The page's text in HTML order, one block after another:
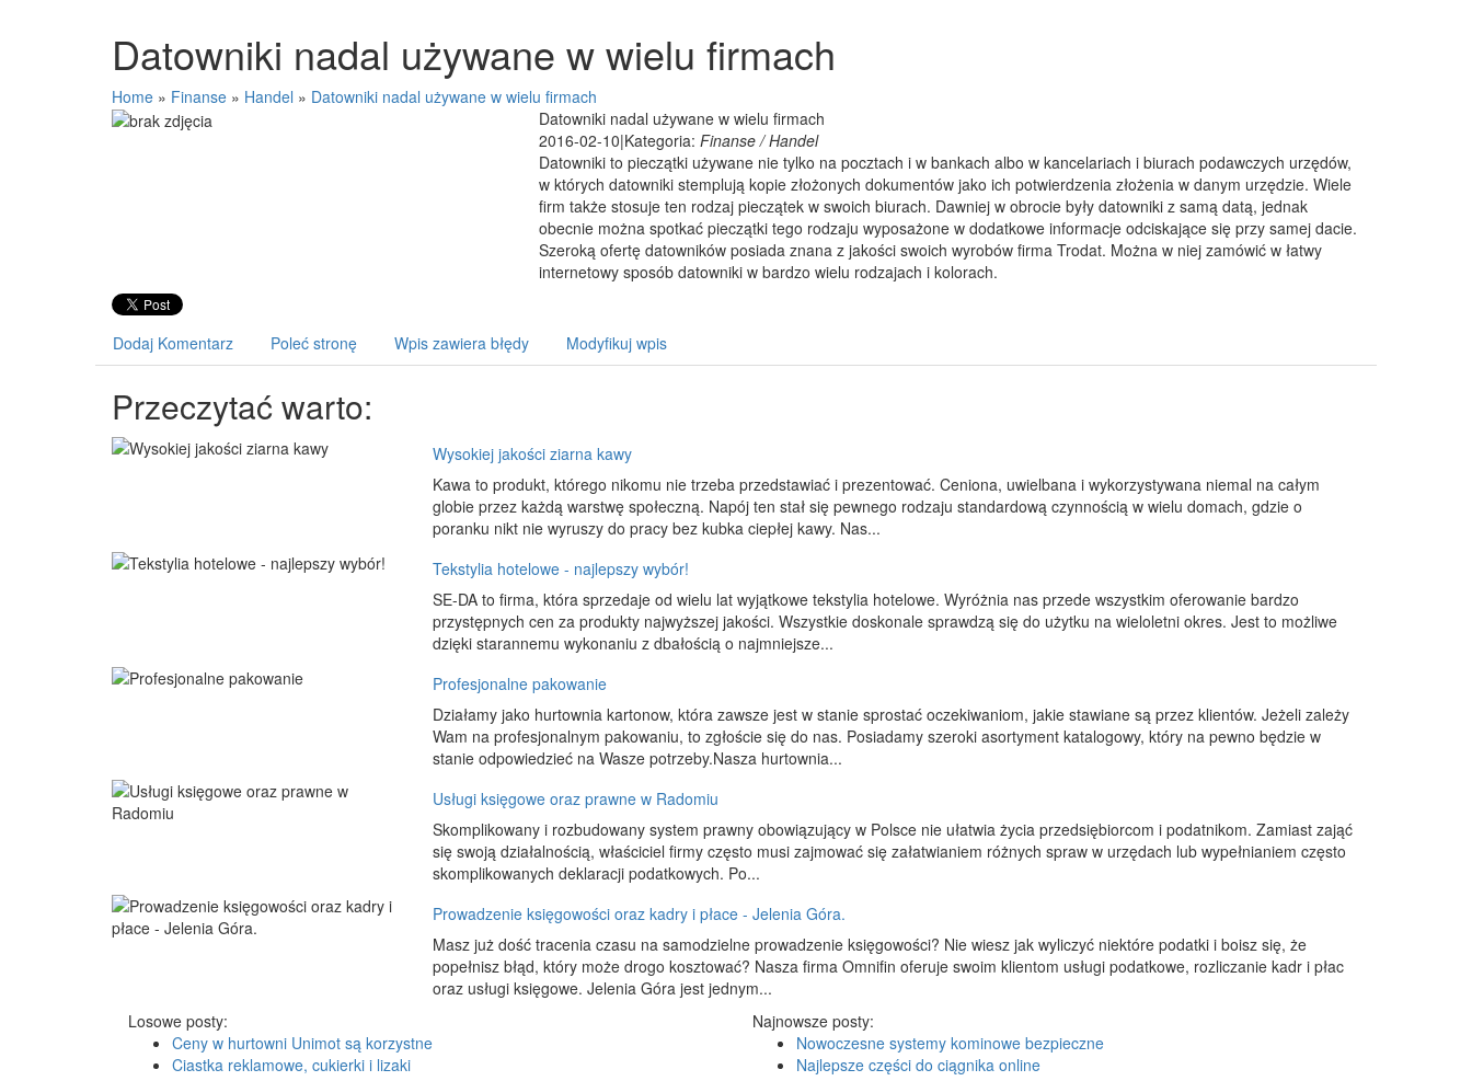
Datowniki nadal używane w wielu firmach
Home » Finanse » Handel » Datowniki nadal używane w wielu firmach
Datowniki nadal używane w wielu firmach
2016-02-10|Kategoria: Finanse / Handel
Datowniki to pieczątki używane nie tylko na pocztach i w bankach albo w kancelariach i biurach podawczych urzędów,
w których datowniki stemplują kopie złożonych dokumentów jako ich potwierdzenia złożenia w danym urzędzie. Wiele
firm także stosuje ten rodzaj pieczątek w swoich biurach. Dawniej w obrocie były datowniki z samą datą, jednak
obecnie można spotkać pieczątki tego rodzaju wyposażone w dodatkowe informacje odciskające się przy samej dacie.
Szeroką ofertę datowników posiada znana z jakości swoich wyrobów firma Trodat. Można w niej zamówić w łatwy
internetowy sposób datowniki w bardzo wielu rodzajach i kolorach.
Dodaj Komentarz Poleć stronę Wpis zawiera błędy Modyfikuj wpis
Przeczytać warto:
Wysokiej jakości ziarna kawy
Kawa to produkt, którego nikomu nie trzeba przedstawiać i prezentować. Ceniona, uwielbana i wykorzystywana niemal na całym
globie przez każdą warstwę społeczną. Napój ten stał się pewnego rodzaju standardową czynnością w wielu domach, gdzie o
poranku nikt nie wyruszy do pracy bez kubka ciepłej kawy. Nas...
Tekstylia hotelowe - najlepszy wybór!
SE-DA to firma, która sprzedaje od wielu lat wyjątkowe tekstylia hotelowe. Wyróżnia nas przede wszystkim oferowanie bardzo
przystępnych cen za produkty najwyższej jakości. Wszystkie doskonale sprawdzą się do użytku na wieloletni okres. Jest to możliwe
dzięki starannemu wykonaniu z dbałością o najmniejsze...
Profesjonalne pakowanie
Działamy jako hurtownia kartonow, która zawsze jest w stanie sprostać oczekiwaniom, jakie stawiane są przez klientów. Jeżeli zależy
Wam na profesjonalnym pakowaniu, to zgłoście się do nas. Posiadamy szeroki asortyment katalogowy, który na pewno będzie w
stanie odpowiedzieć na Wasze potrzeby.Nasza hurtownia...
Usługi księgowe oraz prawne w Radomiu
Skomplikowany i rozbudowany system prawny obowiązujący w Polsce nie ułatwia życia przedsiębiorcom i podatnikom. Zamiast zająć
się swoją działalnością, właściciel firmy często musi zajmować się załatwianiem różnych spraw w urzędach lub wypełnianiem często
skomplikowanych deklaracji podatkowych. Po...
Prowadzenie księgowości oraz kadry i płace - Jelenia Góra.
Masz już dość tracenia czasu na samodzielne prowadzenie księgowości? Nie wiesz jak wyliczyć niektóre podatki i boisz się, że
popełnisz błąd, który może drogo kosztować? Nasza firma Omnifin oferuje swoim klientom usługi podatkowe, rozliczanie kadr i płac
oraz usługi księgowe. Jelenia Góra jest jednym...
Losowe posty:
Ceny w hurtowni Unimot są korzystne
Ciastka reklamowe, cukierki i lizaki
Najnowsze posty:
Nowoczesne systemy kominowe bezpieczne
Najlepsze części do ciągnika online